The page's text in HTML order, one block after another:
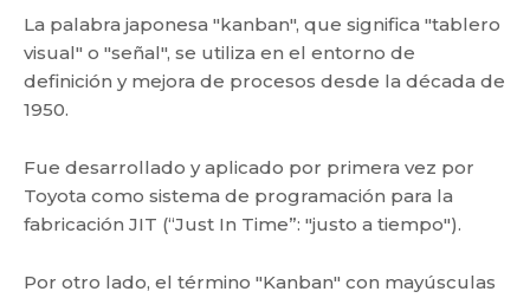
La palabra japonesa "kanban", que significa "tablero
visual" o "señal", se utiliza en el entorno de
definición y mejora de procesos desde la década de
1950.
Fue desarrollado y aplicado por primera vez por
Toyota como sistema de programación para la
fabricación JIT (“Just In Time”: "justo a tiempo").
Por otro lado, el término "Kanban" con mayúsculas